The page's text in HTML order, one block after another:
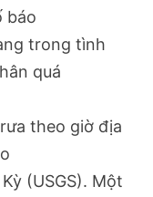
báo
trong tình
quá
theo giờ địa
(USGS). Một